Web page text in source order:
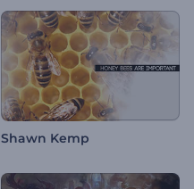
Shawn Kemp